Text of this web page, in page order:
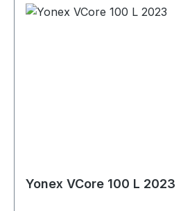
Yonex VCore 100 L 2023